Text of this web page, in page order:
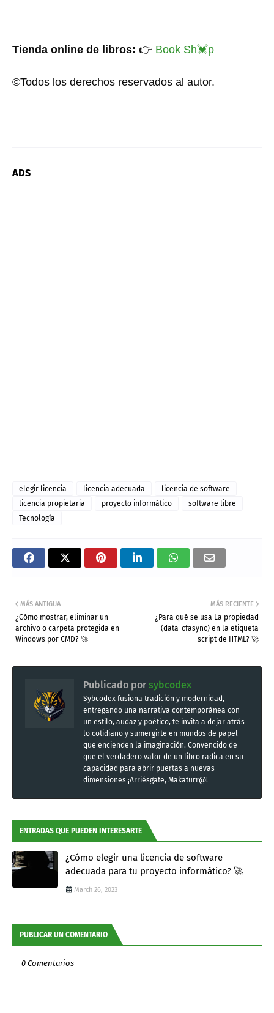
Tienda online de libros: 👉 Book Sh💓p
©Todos los derechos reservados al autor.
ADS
elegir licencia licencia adecuada
licencia de software
licencia propietaria
proyecto informático
software libre
Tecnología
MÁS RECIENTE
¿Para qué se usa La propiedad
(data-cfasync) en la etiqueta
script de HTML? 🚀
MÁS ANTIGUA
¿Cómo mostrar, eliminar un
archivo o carpeta protegida en
Windows por CMD? 🚀
Publicado por sybcodex
Sybcodex fusiona tradición y modernidad,
entregando una narrativa contemporánea con
un estilo, audaz y poético, te invita a dejar atrás
lo cotidiano y sumergirte en mundos de papel
que encienden la imaginación. Convencido de
que el verdadero valor de un libro radica en su
capacidad para abrir puertas a nuevas
dimensiones ¡Arriésgate, Makaturr@!
ENTRADAS QUE PUEDEN INTERESARTE
¿Cómo elegir una licencia de software
adecuada para tu proyecto informático? 🚀
March 26, 2023
PUBLICAR UN COMENTARIO
0 Comentarios